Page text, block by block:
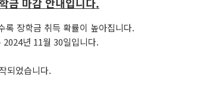
록 장학금 취득 확률이 높아집니다.
년 11월 30일입니다.
되었습니다.